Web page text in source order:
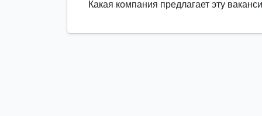
Какая компания предлагает эту